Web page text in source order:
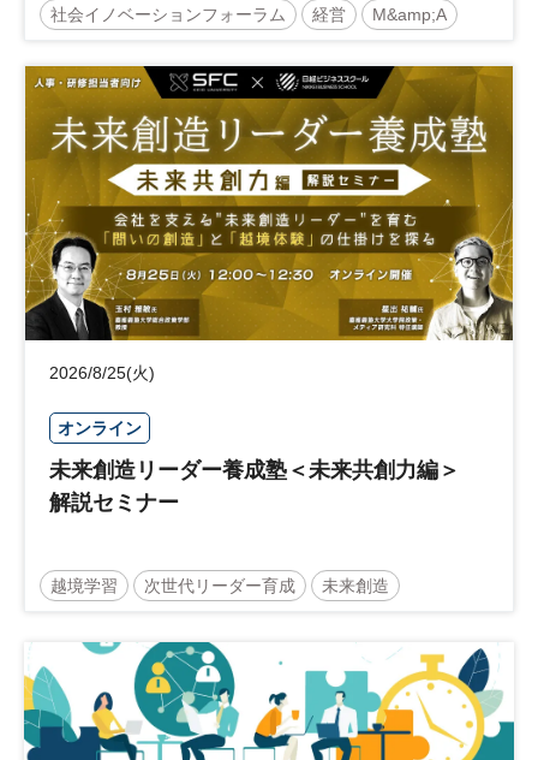
社会イノベーションフォーラム 経営 M&amp;A
事業承継 中堅中小企業
日経社会イノベーションフォーラム 参加無料
2026/8/25(火)
オンライン
未来創造リーダー養成塾＜未来共創力編＞
解説セミナー
越境学習 次世代リーダー育成 未来創造
リーダーシップ 新規事業
日経オンラインセミナー